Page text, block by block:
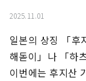
2025.11.01
일본의 상징 「후
해돋이」나 「하
이번에는 후지산